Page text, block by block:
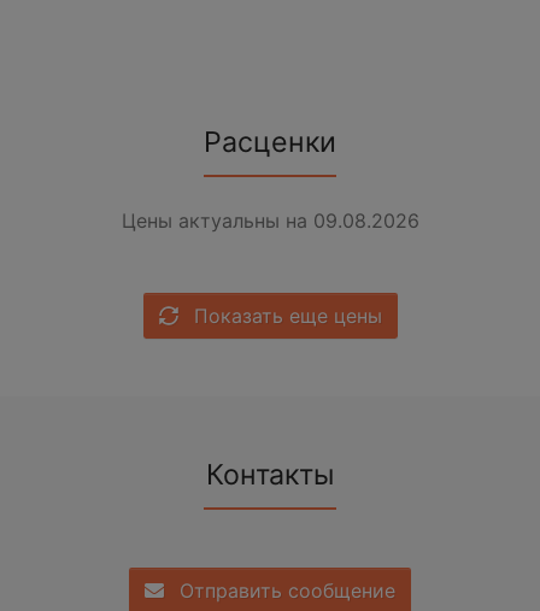
Расценки
Цены актуальны на 09.08.2026
Показать еще цены
Контакты
Отправить сообщение